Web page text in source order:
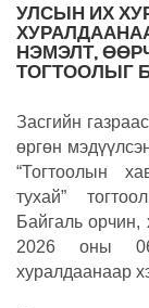
УЛСЫН ИХ
НЭМЭЛТ,
ТОГТООЛЫГ
Засгийн
өргөн
“Тогтоолын
тухай”
Байгаль
2026 оны
хуралдаанаар